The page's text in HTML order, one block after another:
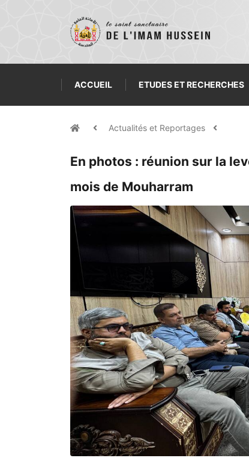
ACCUEIL ETUDES ET RECHERCHES
Actualités et Reportages
En photos : réunion sur la
mois de Mouharram